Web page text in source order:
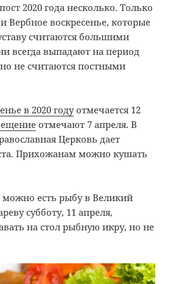
2020 года несколько. Только
Вербное воскресенье, которые
считаются большими
всегда выпадают на период
не считаются постными
в 2020 годуотмечается 12
отмечают 7 апреля. В
Церковь дает
Прихожанам можно кушать
есть рыбу в Великий
субботу, 11 апреля,
на стол рыбную икру, но не